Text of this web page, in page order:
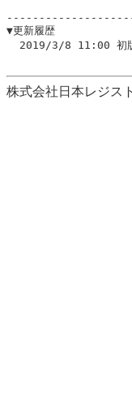
▼更新履歴
2019/3/8 11:00 初
株式会社日本レジス